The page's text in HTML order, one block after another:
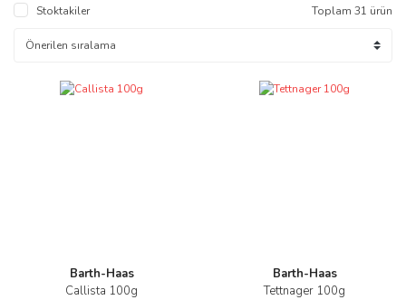
Stoktakiler Toplam 31 ürün
Barth-Haas
Callista 100g
Barth-Haas
Tettnager 100g